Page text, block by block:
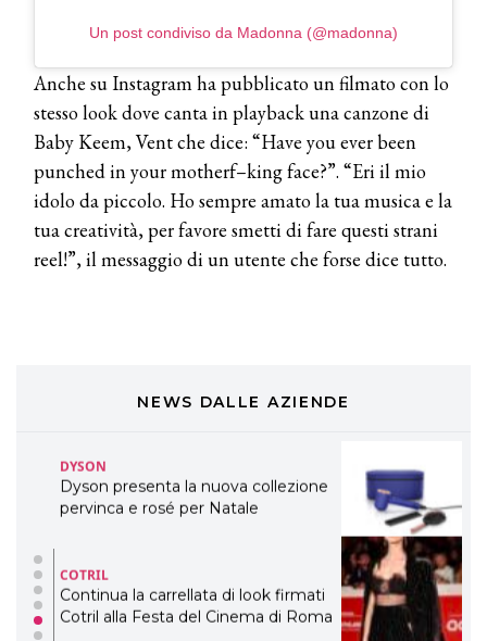
Un post condiviso da Madonna (@madonna)
Anche su Instagram ha pubblicato un filmato con lo
stesso look dove canta in playback una canzone di
Baby Keem, Vent che dice: “Have you ever been
punched in your motherf–king face?”. “Eri il mio
idolo da piccolo. Ho sempre amato la tua musica e la
tua creatività, per favore smetti di fare questi strani
reel!”, il messaggio di un utente che forse dice tutto.
NEWS DALLE AZIENDE
TONI&GUY
TONI&GUY “Feel Good Experience”!
TONI&GUY
LABEL.M lancia la sua innovativa ed
eco-sostenibile linea di prodotti
professionali
DAVINES
Davines presenta cofanetti beauty
WELLNESS CONGRESS 2022: I
DYSON
Dyson presenta la nuova collezione
pervinca e rosé per Natale
COTRIL
Continua la carrellata di look firmati
Cotril alla Festa del Cinema di Roma